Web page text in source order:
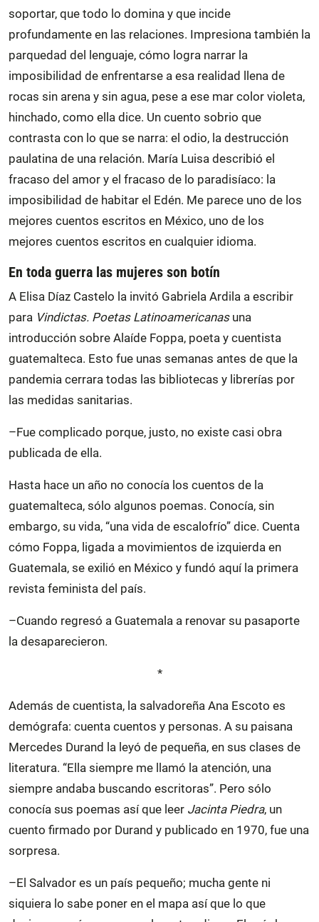
soportar, que todo lo domina y que incide
profundamente en las relaciones. Impresiona también la
parquedad del lenguaje, cómo logra narrar la
imposibilidad de enfrentarse a esa realidad llena de
rocas sin arena y sin agua, pese a ese mar color violeta,
hinchado, como ella dice. Un cuento sobrio que
contrasta con lo que se narra: el odio, la destrucción
paulatina de una relación. María Luisa describió el
fracaso del amor y el fracaso de lo paradisíaco: la
imposibilidad de habitar el Edén. Me parece uno de los
mejores cuentos escritos en México, uno de los
mejores cuentos escritos en cualquier idioma.
En toda guerra las mujeres son botín
A Elisa Díaz Castelo la invitó Gabriela Ardila a escribir
para Vindictas. Poetas Latinoamericanasuna
introducción sobre Alaíde Foppa, poeta y cuentista
guatemalteca. Esto fue unas semanas antes de que la
pandemia cerrara todas las bibliotecas y librerías por
las medidas sanitarias.
–Fue complicado porque, justo, no existe casi obra
publicada de ella.
Hasta hace un año no conocía los cuentos de la
guatemalteca, sólo algunos poemas. Conocía, sin
embargo, su vida, “una vida de escalofrío” dice. Cuenta
cómo Foppa, ligada a movimientos de izquierda en
Guatemala, se exilió en México y fundó aquí la primera
revista feminista del país.
–Cuando regresó a Guatemala a renovar su pasaporte
la desaparecieron.
*
Además de cuentista, la salvadoreña Ana Escoto es
demógrafa: cuenta cuentos y personas. A su paisana
Mercedes Durand la leyó de pequeña, en sus clases de
literatura. “Ella siempre me llamó la atención, una
siempre andaba buscando escritoras”. Pero sólo
conocía sus poemas así que leer Jacinta Piedra, un
cuento firmado por Durand y publicado en 1970, fue una
sorpresa.
–El Salvador es un país pequeño; mucha gente ni
siquiera lo sabe poner en el mapa así que lo que